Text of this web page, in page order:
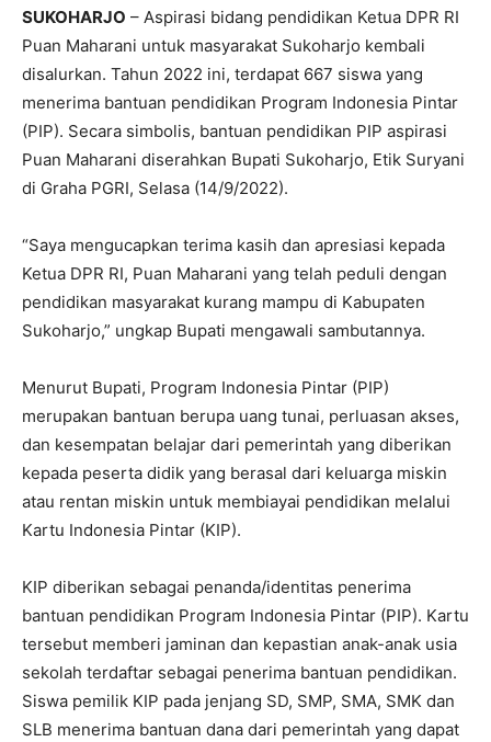
SUKOHARJO – Aspirasi bidang pendidikan Ketua DPR RI
Puan Maharani untuk masyarakat Sukoharjo kembali
disalurkan. Tahun 2022 ini, terdapat 667 siswa yang
menerima bantuan pendidikan Program Indonesia Pintar
(PIP). Secara simbolis, bantuan pendidikan PIP aspirasi
Puan Maharani diserahkan Bupati Sukoharjo, Etik Suryani
di Graha PGRI, Selasa (14/9/2022).
“Saya mengucapkan terima kasih dan apresiasi kepada
Ketua DPR RI, Puan Maharani yang telah peduli dengan
pendidikan masyarakat kurang mampu di Kabupaten
Sukoharjo,” ungkap Bupati mengawali sambutannya.
Menurut Bupati, Program Indonesia Pintar (PIP)
merupakan bantuan berupa uang tunai, perluasan akses,
dan kesempatan belajar dari pemerintah yang diberikan
kepada peserta didik yang berasal dari keluarga miskin
atau rentan miskin untuk membiayai pendidikan melalui
Kartu Indonesia Pintar (KIP).
KIP diberikan sebagai penanda/identitas penerima
bantuan pendidikan Program Indonesia Pintar (PIP). Kartu
tersebut memberi jaminan dan kepastian anak-anak usia
sekolah terdaftar sebagai penerima bantuan pendidikan.
Siswa pemilik KIP pada jenjang SD, SMP, SMA, SMK dan
SLB menerima bantuan dana dari pemerintah yang dapat